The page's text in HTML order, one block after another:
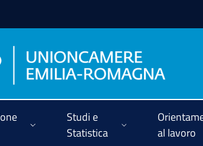
Studi e
Statistica
al lavoro